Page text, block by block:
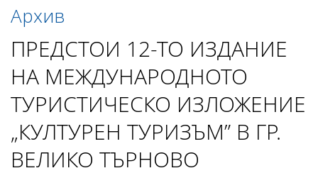
Архив
ПРЕДСТОИ 12-ТО ИЗДАНИЕ
НА МЕЖДУНАРОДНОТО
ТУРИСТИЧЕСКО ИЗЛОЖЕНИЕ
„КУЛТУРЕН ТУРИЗЪМ” В ГР.
ВЕЛИКО ТЪРНОВО